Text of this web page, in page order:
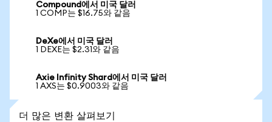
Compound에서 미국 달러
1 COMP는 $16.75와 같음
DeXe에서 미국 달러
1 DEXE는 $2.31와 같음
Axie Infinity Shard에서 미국 달러
1 AXS는 $0.9003와 같음
더 많은 변환 살펴보기